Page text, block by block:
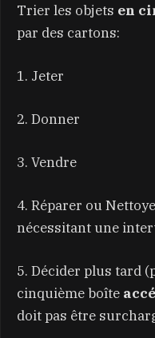
Trier les objets en
par des cartons:
1. Jeter
2. Donner
3. Vendre
4. Réparer ou
nécessitant une
5. Décider plus tard
cinquième boîte
doit pas être